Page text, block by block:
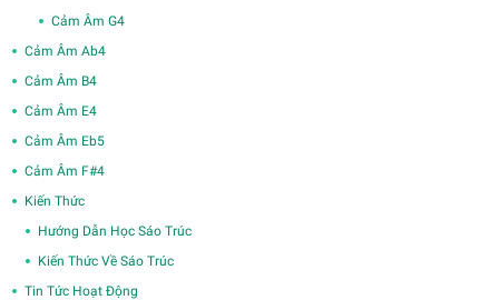
Cảm Âm G4
Cảm Âm Ab4
Cảm Âm B4
Cảm Âm E4
Cảm Âm Eb5
Cảm Âm F#4
Kiến Thức
Hướng Dẫn Học Sáo Trúc
Kiến Thức Về Sáo Trúc
Tin Tức Hoạt Động